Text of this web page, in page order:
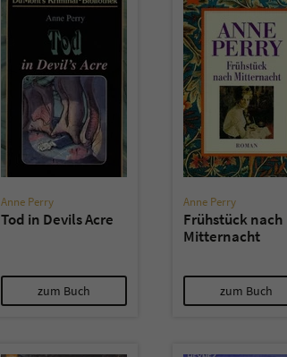
Anne Perry
Tod in Devils Acre
zum Buch
Anne Perry
Frühstück nach
Mitternacht
zum Buch